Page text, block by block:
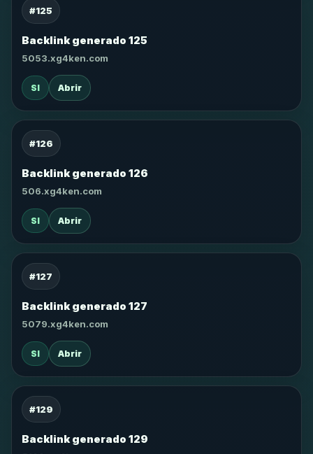
#125
Backlink generado 125
5053.xg4ken.com
SI Abrir
#126
Backlink generado 126
506.xg4ken.com
SI Abrir
#127
Backlink generado 127
5079.xg4ken.com
SI Abrir
#129
Backlink generado 129